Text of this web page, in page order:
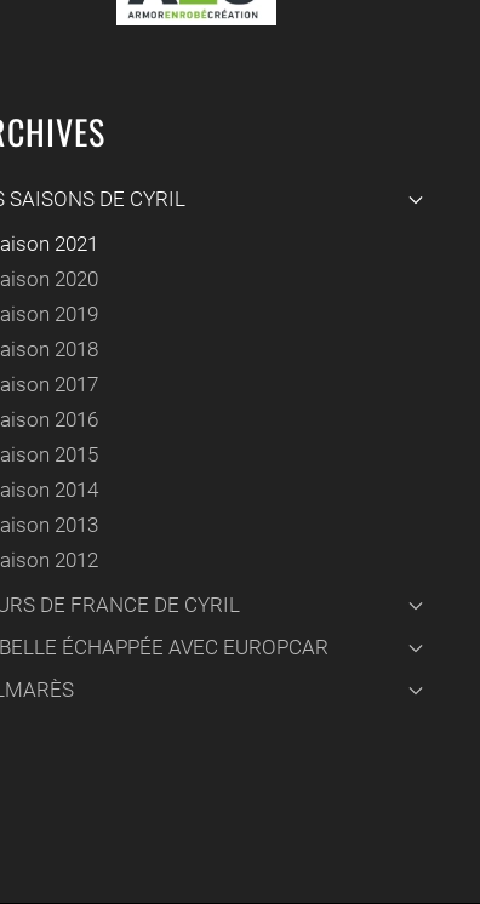
SAISONS DE CYRIL
2021
2020
2019
2018
2017
2016
2015
2014
2013
2012
DE FRANCE DE CYRIL
ÉCHAPPÉE AVEC EUROPCAR